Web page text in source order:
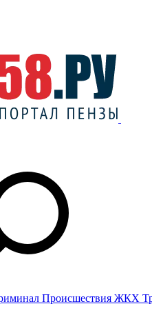
Происшествия ЖКХ